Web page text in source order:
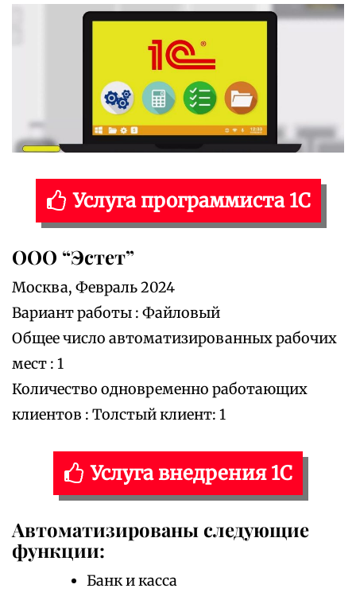
Услуга программиста 1С
ООО “Эстет”
Москва, Февраль 2024
Вариант работы : Файловый
Общее число автоматизированных рабочих
мест : 1
Количество одновременно работающих
клиентов : Толстый клиент: 1
Услуга внедрения 1С
Автоматизированы следующие
функции:
Банк и касса